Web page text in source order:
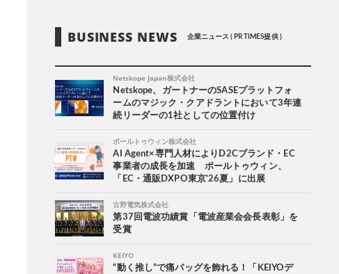
BUSINESS NEWS 企業ニュース ( PR TIMES提供 )
Netskope Japan株式会社
Netskope、ガートナーのSASEプラットフォ
ームのマジック・クアドラントにおいて3年連
続リーダーの1社としての位置付け
ポールトゥウィン株式会社
AI Agent×専門人材によりD2Cブランド・EC
事業者の成長を加速 ポールトゥウィン、
「EC・通販DXPO東京'26夏」に出展
古野電気株式会社
第37回電波功績賞「電波産業会会長表彰」を
受賞
KEIYO
“動く推し”で痛バッグを飾れる！「KEIYOデ